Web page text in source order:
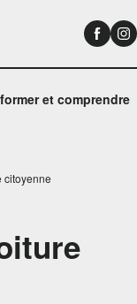
et comprendre
citoyenne